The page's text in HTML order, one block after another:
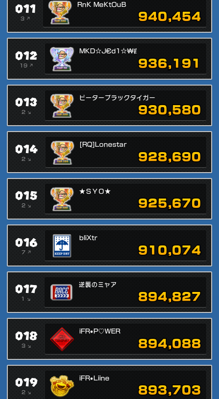
011
3 ↗
RnK MeKtOuB
940,454
012
19 ↗
MKD☆J€d1☆₩Ɇ
936,191
013
2 ↘
ピーターブラックタイガー
930,580
014
2 ↘
[RQ]Lonestar
928,690
015
2 ↘
★ＳＹＯ★
925,670
016
7 ↗
bliXtr
910,074
017
1 ↘
逆襲のミャア
894,827
018
3 ↘
iFR•P♡WER
894,088
019
2 ↘
iFR•Liine
893,703